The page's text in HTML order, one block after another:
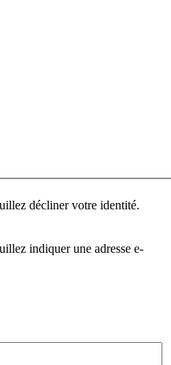
décliner votre identité.
indiquer une adresse e-